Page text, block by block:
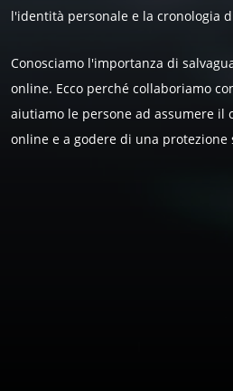
l'identità personale e la cronologia
Conosciamo l'importanza di
online. Ecco perché collaboriamo
aiutiamo le persone ad assumere
online e a godere di una protezione